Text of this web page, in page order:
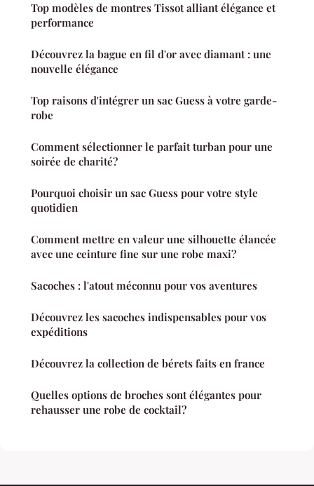
Top modèles de montres Tissot alliant élégance et
performance
Découvrez la bague en fil d'or avec diamant : une
nouvelle élégance
Top raisons d'intégrer un sac Guess à votre garde-
robe
Comment sélectionner le parfait turban pour une
soirée de charité?
Pourquoi choisir un sac Guess pour votre style
quotidien
Comment mettre en valeur une silhouette élancée
avec une ceinture fine sur une robe maxi?
Sacoches : l'atout méconnu pour vos aventures
Découvrez les sacoches indispensables pour vos
expéditions
Découvrez la collection de bérets faits en france
Quelles options de broches sont élégantes pour
rehausser une robe de cocktail?